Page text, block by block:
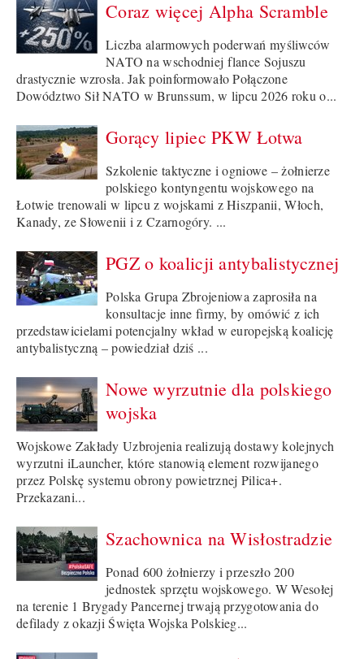
Coraz więcej Alpha Scramble
Liczba alarmowych poderwań myśliwców
NATO na wschodniej flance Sojuszu
drastycznie wzrosła. Jak poinformowało Połączone
Dowództwo Sił NATO w Brunssum, w lipcu 2026 roku o...
Gorący lipiec PKW Łotwa
Szkolenie taktyczne i ogniowe – żołnierze
polskiego kontyngentu wojskowego na
Łotwie trenowali w lipcu z wojskami z Hiszpanii, Włoch,
Kanady, ze Słowenii i z Czarnogóry. ...
PGZ o koalicji antybalistycznej
Polska Grupa Zbrojeniowa zaprosiła na
konsultacje inne firmy, by omówić z ich
przedstawicielami potencjalny wkład w europejską koalicję
antybalistyczną – powiedział dziś ...
Nowe wyrzutnie dla polskiego
wojska
Wojskowe Zakłady Uzbrojenia realizują dostawy kolejnych
wyrzutni iLauncher, które stanowią element rozwijanego
przez Polskę systemu obrony powietrznej Pilica+.
Przekazani...
Szachownica na Wisłostradzie
Ponad 600 żołnierzy i przeszło 200
jednostek sprzętu wojskowego. W Wesołej
na terenie 1 Brygady Pancernej trwają przygotowania do
defilady z okazji Święta Wojska Polskieg...